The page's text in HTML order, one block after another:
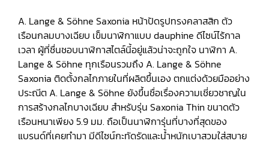
A. Lange & Söhne Saxonia หน้าปัดรูปทรงคลาสสิก ตัว
เรือนกลมบางเฉียบ เข็มนาฬิกาแบบ dauphine ดีไซน์ไร้กาล
เวลา ผู้ที่ชื่นชอบนาฬิกาสไตล์นี้อยู่แล้วน่าจะถูกใจ นาฬิกา A.
Lange & Söhne ทุกเรือนรวมถึง A. Lange & Söhne
Saxonia ติดตั้งกลไกภายในที่ผลิตขึ้นเอง ตกแต่งด้วยมืออย่าง
ประณีต A. Lange & Söhne ยังขึ้นชื่อเรื่องความเชี่ยวชาญใน
การสร้างกลไกบางเฉียบ สำหรับรุ่น Saxonia Thin ขนาดตัว
เรือนหนาเพียง 5.9 มม. ถือเป็นนาฬิการุ่นที่บางที่สุดของ
แบรนด์ที่เคยทำมา มีดีไซน์กะทัดรัดและน้ำหนักเบาสวมใส่สบาย